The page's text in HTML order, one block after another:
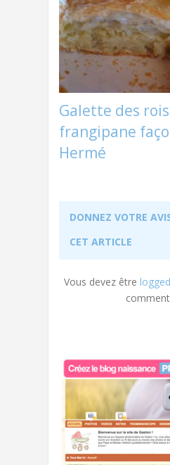
Galette des
frangipane
Hermé
DONNEZ VOTRE
CET ARTICLE
Vous devez être